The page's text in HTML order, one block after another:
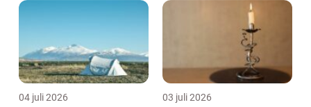
04 juli 2026 03 juli 2026